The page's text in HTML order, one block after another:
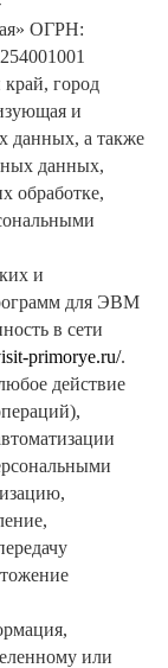
ОГРН:
город
и
данных, а также
данных,
обработке,
и
для ЭВМ
в сети
primorye.ru/.
действие
или